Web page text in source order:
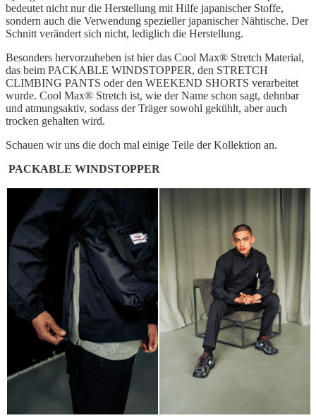
bedeutet nicht nur die Herstellung mit Hilfe japanischer Stoffe,
sondern auch die Verwendung spezieller japanischer Nähtische. Der
Schnitt verändert sich nicht, lediglich die Herstellung.
Besonders hervorzuheben ist hier das Cool Max® Stretch Material,
das beim PACKABLE WINDSTOPPER, den STRETCH
CLIMBING PANTS oder den WEEKEND SHORTS verarbeitet
wurde. Cool Max® Stretch ist, wie der Name schon sagt, dehnbar
und atmungsaktiv, sodass der Träger sowohl gekühlt, aber auch
trocken gehalten wird.
Schauen wir uns die doch mal einige Teile der Kollektion an.
PACKABLE WINDSTOPPER